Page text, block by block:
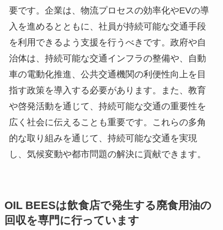
要です。企業は、物流プロセスの効率化やEVの導
入を進めるとともに、社員が持続可能な交通手段
を利用できるよう支援を行うべきです。政府や自
治体は、持続可能な交通インフラの整備や、自動
車の電動化推進、公共交通機関の利便性向上を目
指す政策を導入する必要があります。また、教育
や啓発活動を通じて、持続可能な交通の重要性を
広く社会に伝えることも重要です。これらの多角
的な取り組みを通じて、持続可能な交通を実現
し、気候変動や都市問題の解決に貢献できます。
OIL BEESは飲食店で発生する廃食用油の
回収を専門に行っています